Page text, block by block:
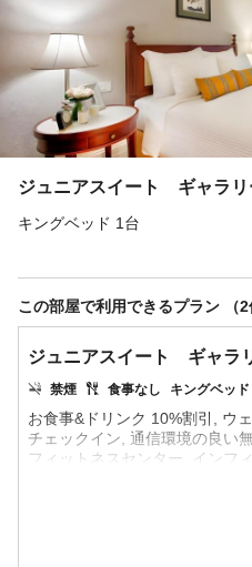
ジュニアスイート ギャラ
キングベッド 1台
この部屋で利用できるプラン （2
ジュニアスイート ギャラ
禁煙 食事なし キングベッ
お食事&ドリンク 10%割引, ウ
チェックイン, 通信環境の良い